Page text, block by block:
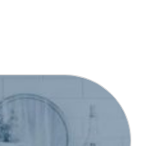
web no funcionen